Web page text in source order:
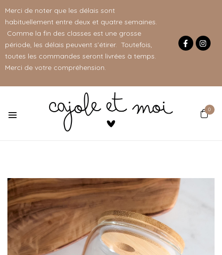
Merci de noter que les délais sont
habituellement entre deux et quatre semaines.
Comme la fin des classes est une grosse
période, les délais peuvent s’étirer. Toutefois,
toutes les commandes seront livrées à temps.
Merci de votre compréhension.
0